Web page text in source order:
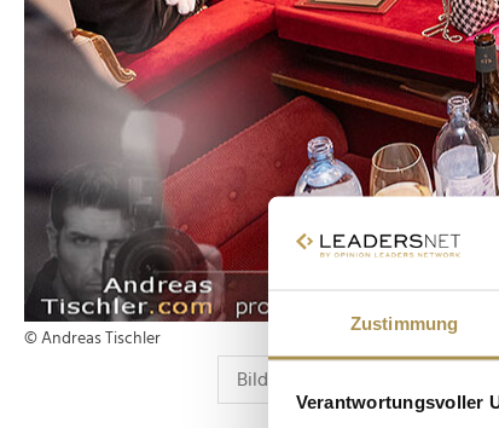
Zustimmung
Verantwortungsvoller
© Andreas Tischler